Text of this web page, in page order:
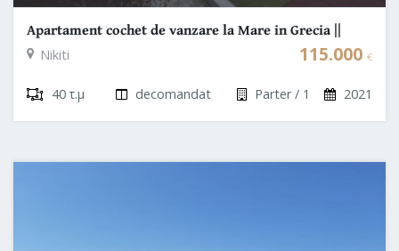
Apartament cochet de vanzare la Mare in Grecia ||
Halkidiki Sithonia
Nikiti 115.000 €
40 τ.μ decomandat Parter / 1 2021